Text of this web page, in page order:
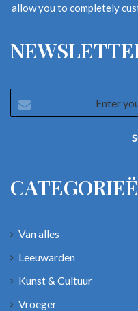
allow you to completely
your
Van alles
Leeuwarden
Kunst & Cultuur
Vroeger